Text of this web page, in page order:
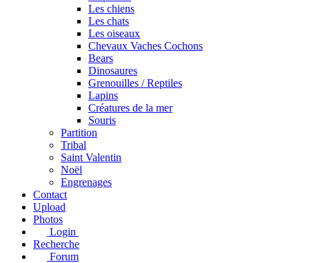
Les chiens
Les chats
Les oiseaux
Chevaux Vaches Cochons
Bears
Dinosaures
Grenouilles / Reptiles
Lapins
Créatures de la mer
Souris
Partition
Tribal
Saint Valentin
Noël
Engrenages
Contact
Upload
Photos
Login
Recherche
Forum